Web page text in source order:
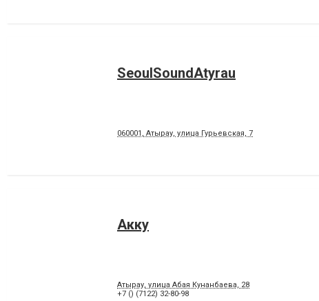
SeoulSoundAtyrau
060001, Атырау, улица Гурьевская, 7
Акку
Атырау, улица Абая Кунанбаева, 28
+7 () (7122) 32-80-98